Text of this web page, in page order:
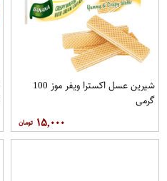
شیرین عسل اکسترا ویفر موز 100
گرمی
۱۵,۰۰۰